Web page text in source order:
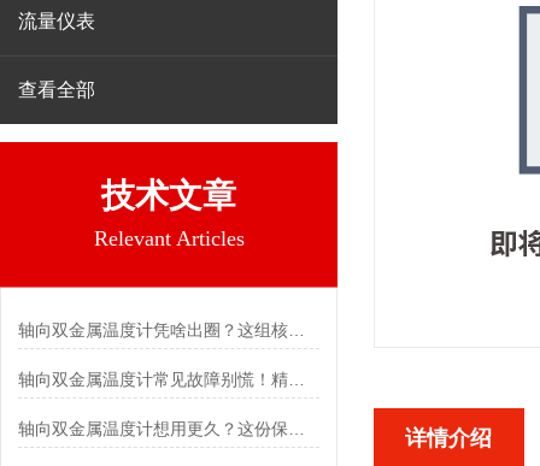
流量仪表
查看全部
技术文章
Relevant Articles
轴向双金属温度计凭啥出圈？这组核心特点给出了答案
轴向双金属温度计常见故障别慌！精准定位，轻松搞定难题
详情介绍